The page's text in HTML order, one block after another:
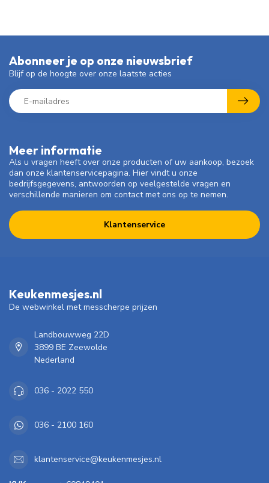
Meer informatie
Als u vragen heeft over onze producten of uw aankoop, bezoek
dan onze klantenservicepagina. Hier vindt u onze
bedrijfsgegevens, antwoorden op veelgestelde vragen en
verschillende manieren om contact met ons op te nemen.
Klantenservice
Abonneer je op onze nieuwsbrief
Blijf op de hoogte over onze laatste acties
Keukenmesjes.nl
De webwinkel met messcherpe prijzen
Landbouwweg 22D
3899 BE Zeewolde
Nederland
036 - 2022 550
036 - 2100 160
klantenservice@keukenmesjes.nl